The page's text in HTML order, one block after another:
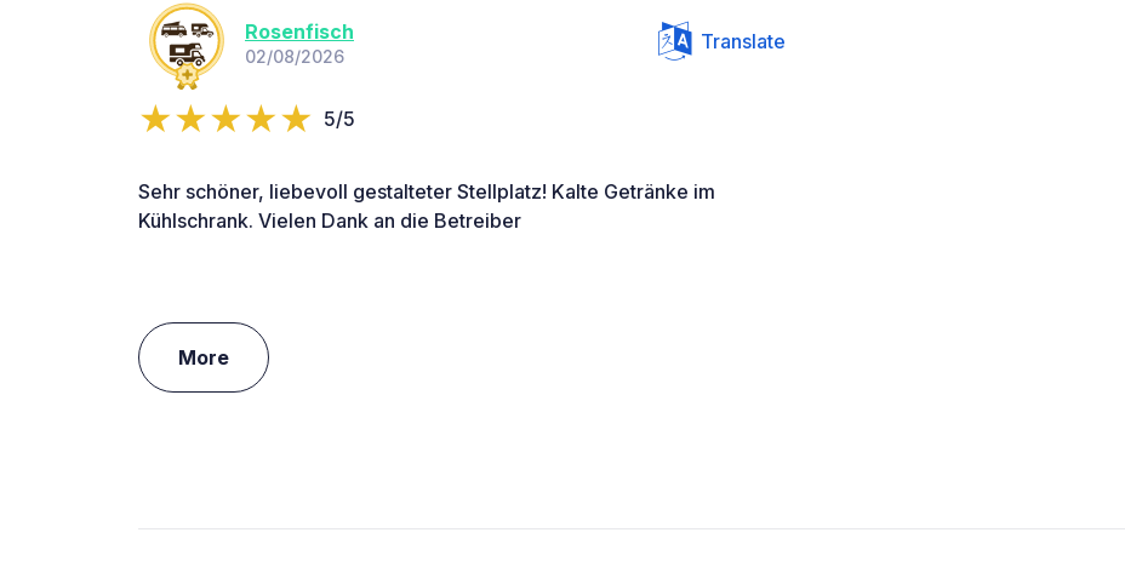
Rosenfisch
02/08/2026
Translate
5/5
Sehr schöner, liebevoll gestalteter Stellplatz! Kalte Getränke im
Kühlschrank. Vielen Dank an die Betreiber
More